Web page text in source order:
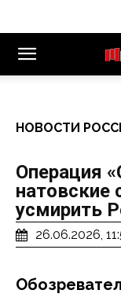
НОВОСТИ
Операция
натовские
усмирить
26.06.2026,